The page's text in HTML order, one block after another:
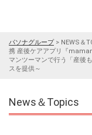
パソナグループ> NEWS＆
携 産後ケアアプリ『
マンツーマンで行う「産後
スを提供～
News＆Topics